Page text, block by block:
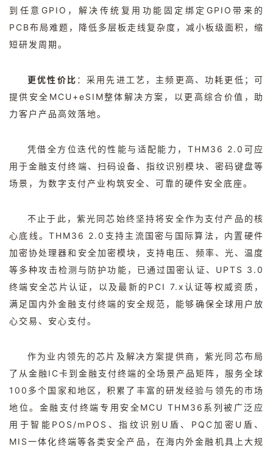
到任意 GPIO ，解决传统复用功能固定绑定 GPIO 带来的
PCB布局难题，降低多层板走线复杂度，减小板级面积，缩
短研发周期。
更优性价比 ：采用先进工艺，主频更高、功耗更低；可
提供安全 MCU+eSIM整体解决方案，以更高综合价值，助
力客户产品高效落地。
凭借全方位迭代的性能与适配能力， THM36 2.0 可应
用于金融支付终端、扫码设备、指纹识别模块、密码键盘等
场景，为数字支付产业构筑安全、可靠的硬件安全底座。
不止于此，紫光同芯始终坚持将安全作为支付产品的核
心底线。THM36 2.0 支持主流国密与国际算法，内置硬件
加密协处理器和安全加密模块，支持电压、频率、光、温度
等多种攻击检测与防护功能，已通过国密认证、 UPTS 3.0
终端安全芯片认证，以及最新的 PCI 7.x认证等权威资质，
满足国内外金融支付终端的安全规范，能够确保全球用户放
心交易、安心支付。
作为业内领先的芯片及解决方案提供商，紫光同芯布局
了从金融 IC卡到金融支付终端的全场景产品矩阵，服务全球
100 多个国家和地区，积累了丰富的研发经验与领先的市场
地位。金融支付终端专用安全MCU THM36 系列被广泛应
用于智能 POS/mPOS 、指纹识别 U 盾、 PQC加密 U 盾、
MIS一体化终端等各类安全产品，在海内外金融机具上大规